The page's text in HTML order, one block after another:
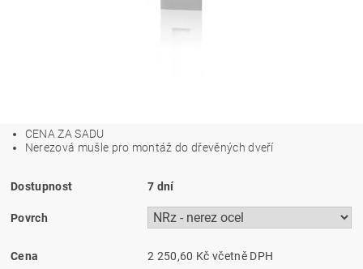
CENA ZA SADU
Nerezová mušle pro montáž do dřevěných dveří
Dostupnost 7 dní
Povrch
Cena 2 250,60 Kč včetně DPH